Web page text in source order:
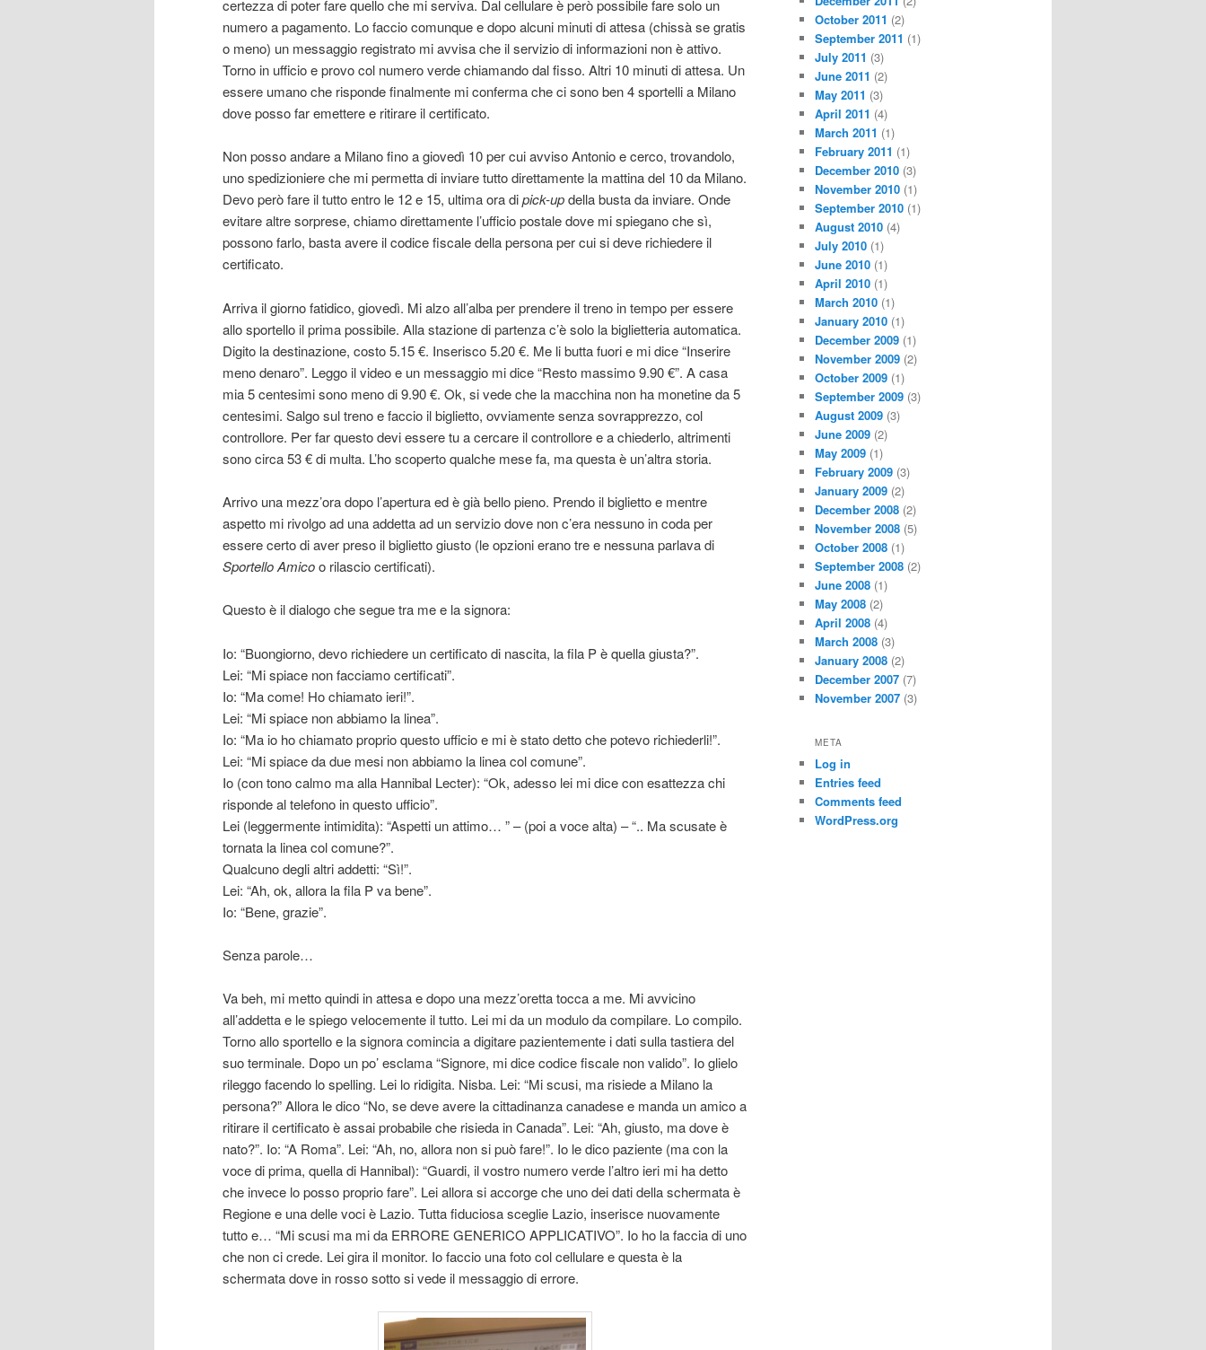
certezza di poter fare quello che mi serviva. Dal cellulare è però possibile fare solo un
numero a pagamento. Lo faccio comunque e dopo alcuni minuti di attesa (chissà se gratis
o meno) un messaggio registrato mi avvisa che il servizio di informazioni non è attivo.
Torno in ufficio e provo col numero verde chiamando dal fisso. Altri 10 minuti di attesa. Un
essere umano che risponde finalmente mi conferma che ci sono ben 4 sportelli a Milano
dove posso far emettere e ritirare il certificato.
Non posso andare a Milano fino a giovedì 10 per cui avviso Antonio e cerco, trovandolo,
uno spedizioniere che mi permetta di inviare tutto direttamente la mattina del 10 da Milano.
Devo però fare il tutto entro le 12 e 15, ultima ora dipick-updella busta da inviare. Onde
evitare altre sorprese, chiamo direttamente l’ufficio postale dove mi spiegano che sì,
possono farlo, basta avere il codice fiscale della persona per cui si deve richiedere il
certificato.
Arriva il giorno fatidico, giovedì. Mi alzo all’alba per prendere il treno in tempo per essere
allo sportello il prima possibile. Alla stazione di partenza c’è solo la biglietteria automatica.
Digito la destinazione, costo 5.15 €. Inserisco 5.20 €. Me li butta fuori e mi dice “Inserire
meno denaro”. Leggo il video e un messaggio mi dice “Resto massimo 9.90 €”. A casa
mia 5 centesimi sono meno di 9.90 €. Ok, si vede che la macchina non ha monetine da 5
centesimi. Salgo sul treno e faccio il biglietto, ovviamente senza sovrapprezzo, col
controllore. Per far questo devi essere tu a cercare il controllore e a chiederlo, altrimenti
sono circa 53 € di multa. L’ho scoperto qualche mese fa, ma questa è un’altra storia.
Arrivo una mezz’ora dopo l’apertura ed è già bello pieno. Prendo il biglietto e mentre
aspetto mi rivolgo ad una addetta ad un servizio dove non c’era nessuno in coda per
essere certo di aver preso il biglietto giusto (le opzioni erano tre e nessuna parlava di
Sportello Amicoo rilascio certificati).
Questo è il dialogo che segue tra me e la signora:
Io: “Buongiorno, devo richiedere un certificato di nascita, la fila P è quella giusta?”.
Lei: “Mi spiace non facciamo certificati”.
Io: “Ma come! Ho chiamato ieri!”.
Lei: “Mi spiace non abbiamo la linea”.
Io: “Ma io ho chiamato proprio questo ufficio e mi è stato detto che potevo richiederli!”.
Lei: “Mi spiace da due mesi non abbiamo la linea col comune”.
Io (con tono calmo ma alla Hannibal Lecter): “Ok, adesso lei mi dice con esattezza chi
risponde al telefono in questo ufficio”.
Lei (leggermente intimidita): “Aspetti un attimo… ” – (poi a voce alta) – “.. Ma scusate è
tornata la linea col comune?”.
Qualcuno degli altri addetti: “Sì!”.
Lei: “Ah, ok, allora la fila P va bene”.
Io: “Bene, grazie”.
Senza parole…
Va beh, mi metto quindi in attesa e dopo una mezz’oretta tocca a me. Mi avvicino
all’addetta e le spiego velocemente il tutto. Lei mi da un modulo da compilare. Lo compilo.
Torno allo sportello e la signora comincia a digitare pazientemente i dati sulla tastiera del
suo terminale. Dopo un po’ esclama “Signore, mi dice codice fiscale non valido”. Io glielo
rileggo facendo lo spelling. Lei lo ridigita. Nisba. Lei: “Mi scusi, ma risiede a Milano la
persona?” Allora le dico “No, se deve avere la cittadinanza canadese e manda un amico a
ritirare il certificato è assai probabile che risieda in Canada”. Lei: “Ah, giusto, ma dove è
nato?”. Io: “A Roma”. Lei: “Ah, no, allora non si può fare!”. Io le dico paziente (ma con la
voce di prima, quella di Hannibal): “Guardi, il vostro numero verde l’altro ieri mi ha detto
che invece lo posso proprio fare”. Lei allora si accorge che uno dei dati della schermata è
Regione e una delle voci è Lazio. Tutta fiduciosa sceglie Lazio, inserisce nuovamente
tutto e… “Mi scusi ma mi da ERRORE GENERICO APPLICATIVO”. Io ho la faccia di uno
che non ci crede. Lei gira il monitor. Io faccio una foto col cellulare e questa è la
schermata dove in rosso sotto si vede il messaggio di errore.
October 2011 (2)
September 2011 (1)
July 2011 (3)
June 2011 (2)
May 2011 (3)
April 2011 (4)
March 2011 (1)
February 2011 (1)
December 2010 (3)
November 2010 (1)
September 2010 (1)
August 2010 (4)
July 2010 (1)
June 2010 (1)
April 2010 (1)
March 2010 (1)
January 2010 (1)
December 2009 (1)
November 2009 (2)
October 2009 (1)
September 2009 (3)
August 2009 (3)
June 2009 (2)
May 2009 (1)
February 2009 (3)
January 2009 (2)
December 2008 (2)
November 2008 (5)
October 2008 (1)
September 2008 (2)
June 2008 (1)
May 2008 (2)
April 2008 (4)
March 2008 (3)
January 2008 (2)
December 2007 (7)
November 2007 (3)
META
Log in
Entries feed
Comments feed
WordPress.org